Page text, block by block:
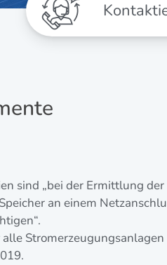
sind „bei der Ermitt­lung
an einem